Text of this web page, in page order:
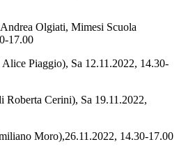
Andrea Olgiati, Mimesi Scuola
17.00
Piaggio), Sa 12.11.2022, 14.30-
Roberta Cerini), Sa 19.11.2022,
Moro),26.11.2022, 14.30-17.00